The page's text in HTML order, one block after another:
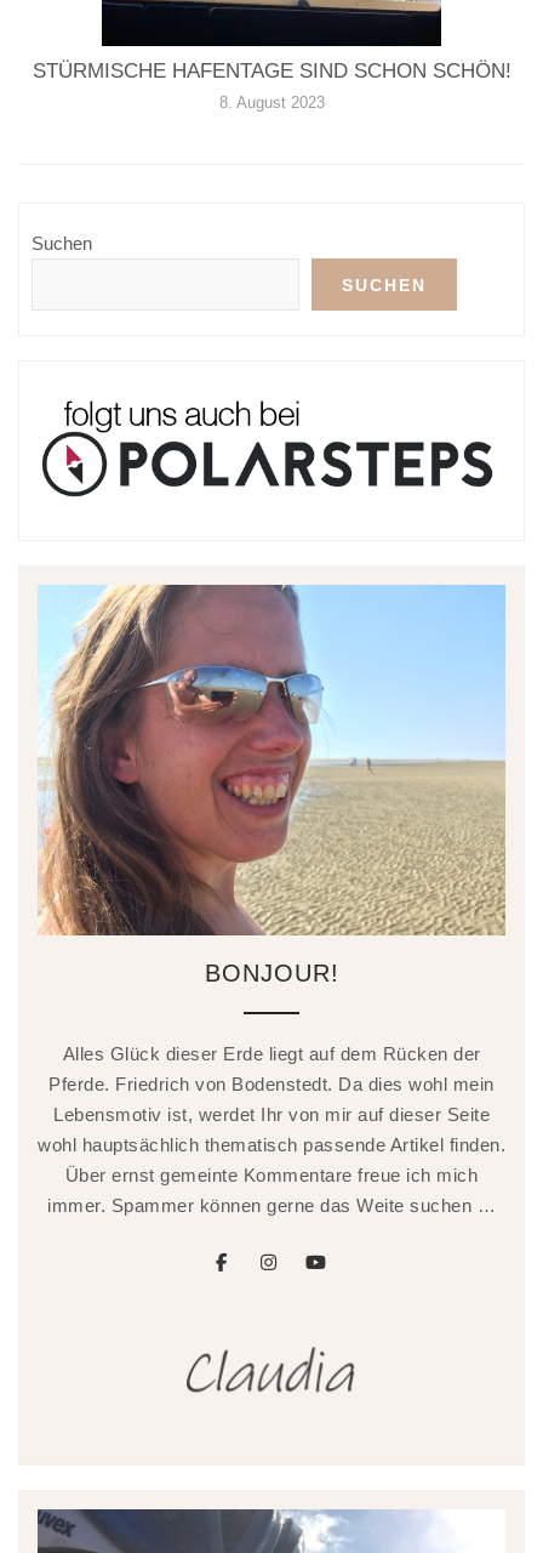
STÜRMISCHE HAFENTAGE SIND SCHON SCHÖN!
8. August 2023
Suchen
SUCHEN
BONJOUR!
Alles Glück dieser Erde liegt auf dem Rücken der
Pferde. Friedrich von Bodenstedt. Da dies wohl mein
Lebensmotiv ist, werdet Ihr von mir auf dieser Seite
wohl hauptsächlich thematisch passende Artikel finden.
Über ernst gemeinte Kommentare freue ich mich
immer. Spammer können gerne das Weite suchen …